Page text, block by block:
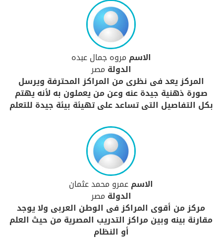
الاسم مروه جمال عبده
الدولة مصر
المركز يعد فى نظرى من المراكز المحترفة ويرسل
صورة ذهنية جيدة عنه وعن من يعملون به لأنه يهتم
بكل التفاصيل التى تساعد على تهيئة بيئة جيدة للتعلم
الاسمعمرو محمد عثمان
الدولة مصر
مركز من أقوى المراكز فى الوطن العربى ولا يوجد
مقارنة بينه وبين مراكز التدريب المصرية من حيث العلم
أو النظام